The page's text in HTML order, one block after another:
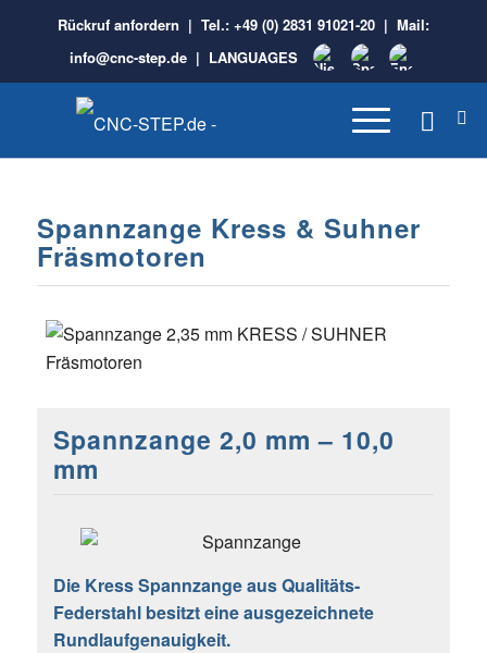
Rückruf anfordern | Tel.: +49 (0) 2831 91021-20| Mail:
info@cnc-step.de | LANGUAGES
Spannzange Kress & Suhner
Fräsmotoren
Spannzange 2,0 mm – 10,0
mm
Die Kress Spannzange aus Qualitäts-
Federstahl besitzt eine ausgezeichnete
Rundlaufgenauigkeit.